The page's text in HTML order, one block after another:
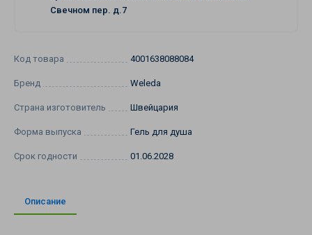
Код товара 4001638088084
Бренд Weleda
Страна изготовитель Швейцария
Форма выпуска Гель для душа
Срок годности 01.06.2028
Свечном пер. д.7
Описание